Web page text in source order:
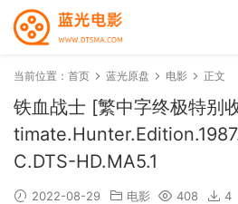
当前位置： 首页 蓝光原盘 电影 正文
铁血战士 [繁中字终极特别
C.DTS-HD.MA5.1
2022-08-29 电影 408 4